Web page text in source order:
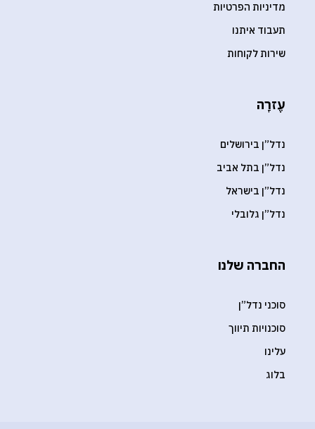
מדיניות הפרטיות
תעבוד איתנו
שירות לקוחות
עֶזרָה
נדל”ן בירושלים
נדל”ן בתל אביב
נדל”ן בישראל
נדל”ן גלובלי
החברה שלנו
סוכני נדל”ן
סוכנויות תיווך
עלינו
בלוג